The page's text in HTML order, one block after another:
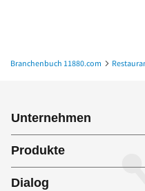
Branchenbuch 11880.com
Unternehmen
Produkte
Dialog